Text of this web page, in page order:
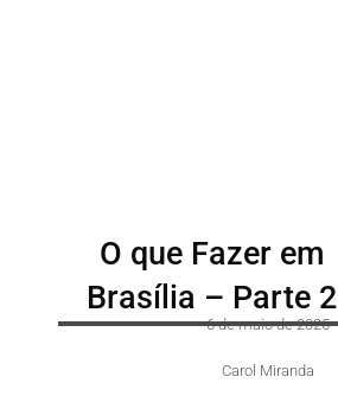
O que Fazer em
Brasília – Parte 2
6 de maio de 2025
Carol Miranda